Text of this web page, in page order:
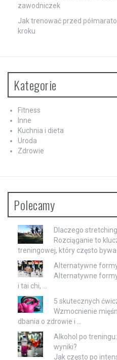
zawodniczek
Jak trenować przed
kroku
Kategorie
Fitness
Inne
Kuchnia i dieta
Uroda
Zdrowie
Polecamy
Dlaczego
Rozciąganie to
treningowej, który często bywa
Alternatywne
Alternatywne
i tai chi, …
5 skutecznych
Wzmocnienie
dbania o zdrowie i …
Alkohol po
wyniki?
Jak często po